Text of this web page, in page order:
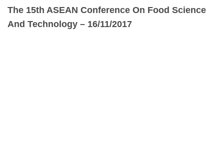
The 15th ASEAN Conference On Food Science
And Technology – 16/11/2017